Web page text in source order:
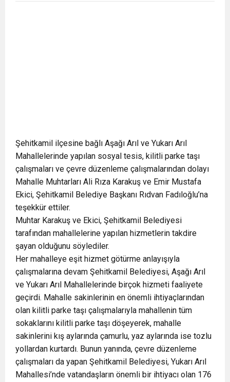
Şehitkamil ilçesine bağlı Aşağı Arıl ve Yukarı Arıl
Mahallelerinde yapılan sosyal tesis, kilitli parke taşı
çalışmaları ve çevre düzenleme çalışmalarından dolayı
Mahalle Muhtarları Ali Rıza Karakuş ve Emir Mustafa
Ekici, Şehitkamil Belediye Başkanı Rıdvan Fadıloğlu’na
teşekkür ettiler.
Muhtar Karakuş ve Ekici, Şehitkamil Belediyesi
tarafından mahallelerine yapılan hizmetlerin takdire
şayan olduğunu söylediler.
Her mahalleye eşit hizmet götürme anlayışıyla
çalışmalarına devam Şehitkamil Belediyesi, Aşağı Arıl
ve Yukarı Arıl Mahallelerinde birçok hizmeti faaliyete
geçirdi. Mahalle sakinlerinin en önemli ihtiyaçlarından
olan kilitli parke taşı çalışmalarıyla mahallenin tüm
sokaklarını kilitli parke taşı döşeyerek, mahalle
sakinlerini kış aylarında çamurlu, yaz aylarında ise tozlu
yollardan kurtardı. Bunun yanında, çevre düzenleme
çalışmaları da yapan Şehitkamil Belediyesi, Yukarı Arıl
Mahallesi’nde vatandaşların önemli bir ihtiyacı olan 176